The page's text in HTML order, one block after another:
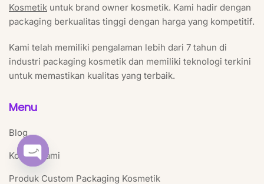
Kosmetik untuk brand owner kosmetik. Kami hadir dengan
packaging berkualitas tinggi dengan harga yang kompetitif.
Kami telah memiliki pengalaman lebih dari 7 tahun di
industri packaging kosmetik dan memiliki teknologi terkini
untuk memastikan kualitas yang terbaik.
Menu
Blog
Kontak Kami
Produk Custom Packaging Kosmetik
Open chaty